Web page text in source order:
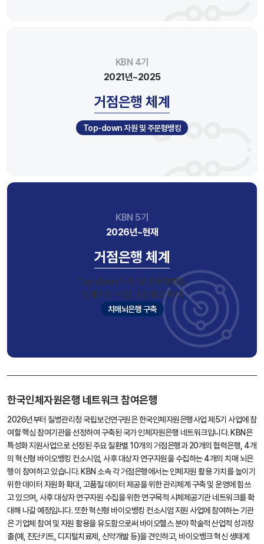
KBN 4기
2021년~2025
거점은행 체계
Top-down 자원 및 주문형뱅킹
KBN 5기
2026년~현재
거점은행 체계
Top-down 자원 및 주문형뱅킹
인체자원 수집 네트워크 확대
치매뇌은행 구축
한국인체자원은행 네트워크 참여은행
2026년부터 질병관리청 국립보건연구원은 한국인체자원은행사업 제5기 사업에 참
여할 핵심 참여기관을 선정하여 구축된 국가 인체자원은행 네트워크입니다. KBN은
특성화 지원사업으로 선정된 주요 질환별 10개의 거점은행과 20개의 협력은행, 4개
의 혁신형 바이오뱅킹 컨소시엄, 사후 대상자 연구자원을 수집하는 4개의 치매 뇌은
행이 참여하고 있습니다. KBN 소속 각 거점은행에서는 인체자원 활용 가치를 높이기
위한 데이터 자원화 확대, 고품질 데이터 제공을 위한 관리체계 구축 및 운영에 힘쓰
고 있으며, 사후 대상자 연구자원 수집을 위한 연구목적 시체제공기관 네트워크를 확
대해 나갈 예정입니다. 또한 혁신형 바이오뱅킹 컨소시엄 지원 사업에 참여하는 기관
은 기업체 참여 및 자원 활용을 유도함으로써 바이오헬스 분야 학술적 산업적 성과창
출(예, 진단키트, 디지털치료제, 신약개발 등)을 견인하고, 바이오뱅크 혁신 생태계